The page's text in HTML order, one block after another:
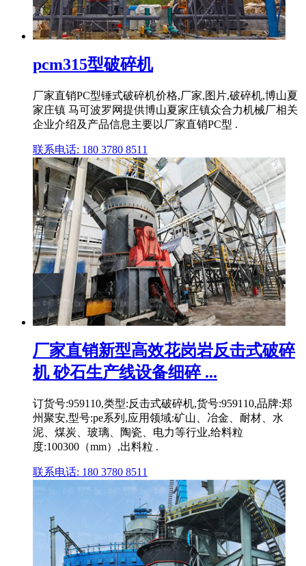
pcm315型破碎机
厂家直销PC型锤式破碎机价格,厂家,图片,破碎机,博山夏
家庄镇 马可波罗网提供博山夏家庄镇众合力机械厂相关
企业介绍及产品信息主要以厂家直销PC型 .
联系电话: 180 3780 8511
厂家直销新型高效花岗岩反击式破碎
机 砂石生产线设备细碎 ...
订货号:959110,类型:反击式破碎机,货号:959110,品牌:郑
州聚安,型号:pe系列,应用领域:矿山、冶金、耐材、水
泥、煤炭、玻璃、陶瓷、电力等行业,给料粒
度:100300（mm）,出料粒 .
联系电话: 180 3780 8511